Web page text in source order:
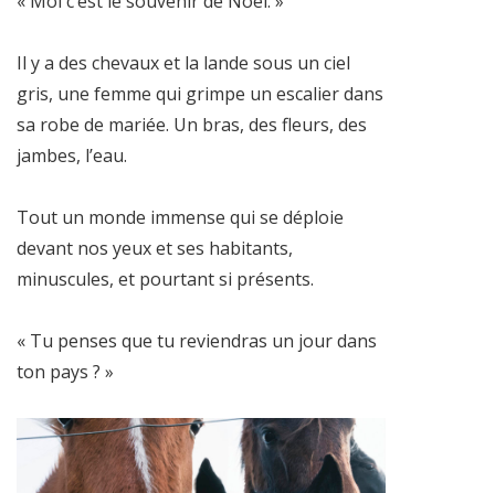
Il y a des chevaux et la lande sous un ciel
gris, une femme qui grimpe un escalier dans
sa robe de mariée. Un bras, des fleurs, des
jambes, l’eau.
Tout un monde immense qui se déploie
devant nos yeux et ses habitants,
minuscules, et pourtant si présents.
« Tu penses que tu reviendras un jour dans
ton pays ? »